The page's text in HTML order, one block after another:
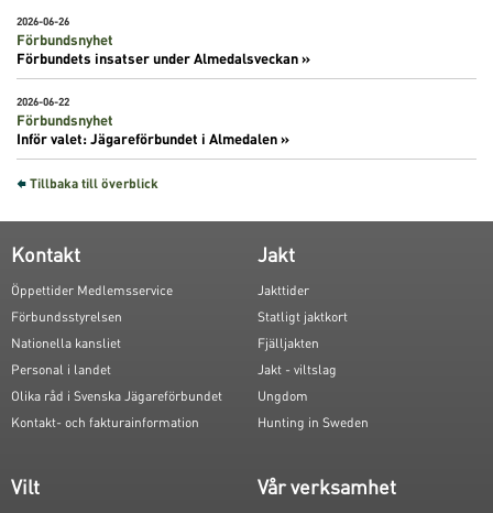
2026-06-26
Förbundsnyhet
Förbundets insatser under Almedalsveckan »
2026-06-22
Förbundsnyhet
Inför valet: Jägareförbundet i Almedalen »
Tillbaka till överblick
Kontakt
Öppettider Medlemsservice
Förbundsstyrelsen
Nationella kansliet
Personal i landet
Olika råd i Svenska Jägareförbundet
Kontakt- och fakturainformation
Jakt
Jakttider
Statligt jaktkort
Fjälljakten
Jakt - viltslag
Ungdom
Hunting in Sweden
Vilt Vår verksamhet